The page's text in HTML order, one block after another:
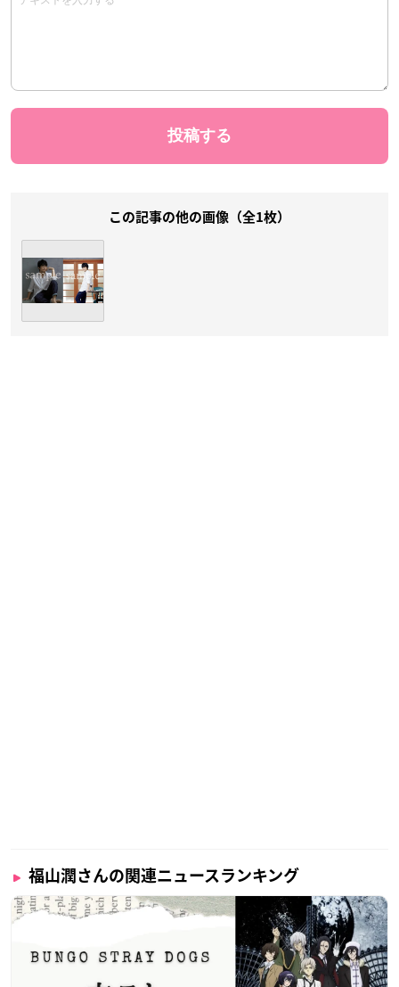
この記事の他の画像（全1枚）
福山潤さんの関連ニュースランキング